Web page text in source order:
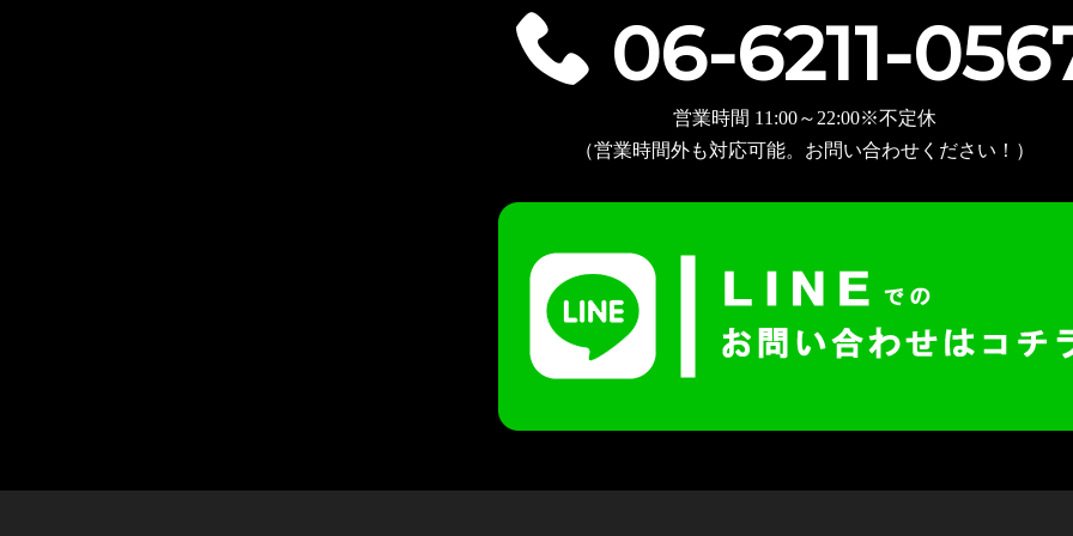
 06-6211-
営業時間 11:00～22:00※不定休
（営業時間外も対応可能。お問い合わせください！）